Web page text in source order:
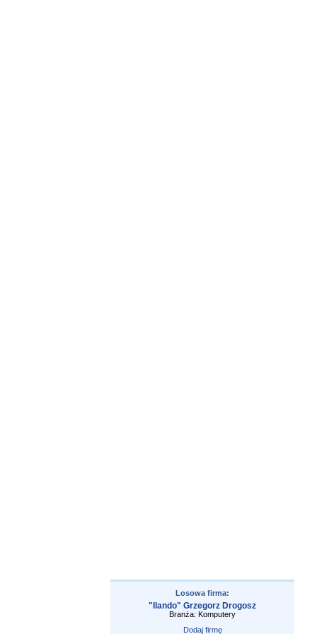
Losowa firma:
"Ilando" Grzegorz Drogosz
Branża: Komputery
Dodaj firmę